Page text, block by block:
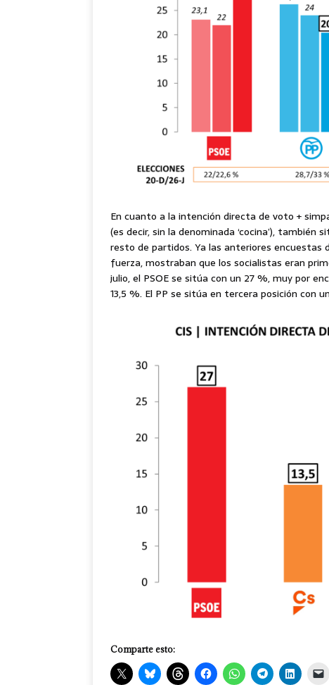
En cuanto a la intención directa de voto +
(es decir, sin la denominada ‘cocina’),
resto de partidos. Ya las anteriores encuestas
fuerza, mostraban que los socialistas eran
julio, el PSOE se sitúa con un 27 %, muy por
13,5 %. El PP se sitúa en tercera posición con
Comparte esto: